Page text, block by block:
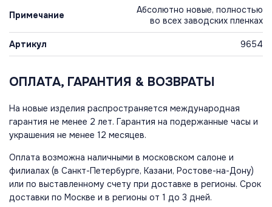
Примечание
Абсолютно новые, полностью
во всех заводских пленках
Артикул 9654
ОПЛАТА, ГАРАНТИЯ & ВОЗВРАТЫ
На новые изделия распространяется международная
гарантия не менее 2 лет. Гарантия на подержанные часы и
украшения не менее 12 месяцев.
Оплата возможна наличными в московском салоне и
филиалах (в Санкт-Петербурге, Казани, Ростове-на-Дону)
или по выставленному счету при доставке в регионы. Срок
доставки по Москве и в регионы от 1 до 3 дней.